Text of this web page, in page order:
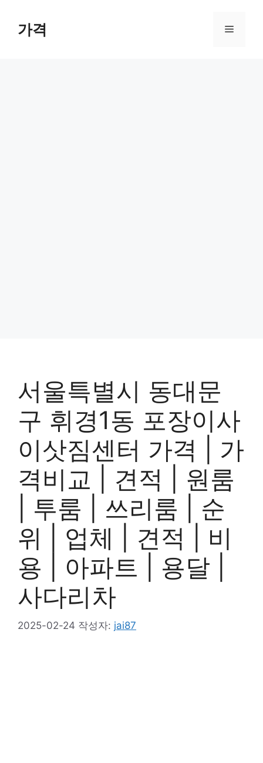
가격 메
서울특별시 동대문
구 휘경1동 포장이사
이삿짐센터 가격 | 가
격비교 | 견적 | 원룸
| 투룸 | 쓰리룸 | 순
위 | 업체 | 견적 | 비
용 | 아파트 | 용달 |
사다리차
2025-02-24 작성자: jai87